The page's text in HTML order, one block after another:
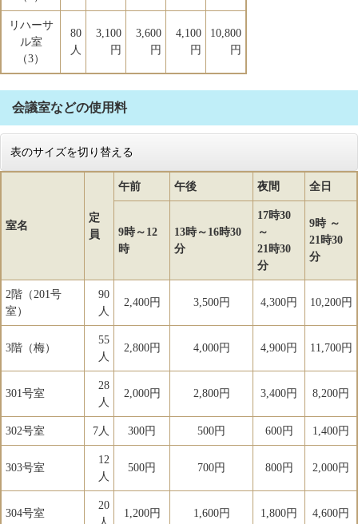
リハーサ
ル室
（3）
80
人
3,100
円
3,600
円
4,100
円
10,800
円
会議室などの使用料
表のサイズを切り替える
室名
定
員
午前 午後 夜間 全日
9時～12
時
13時～16時30
分
17時30
～
21時30
分
9時 ～
21時30
分
2階（201号
室）
90
人
2,400円 3,500円 4,300円 10,200円
3階（梅）
55
人
2,800円 4,000円 4,900円 11,700円
301号室
28
人
2,000円 2,800円 3,400円 8,200円
302号室 7人 300円 500円 600円 1,400円
303号室
12
人
500円 700円 800円 2,000円
304号室
20
1,200円 1,600円 1,800円 4,600円